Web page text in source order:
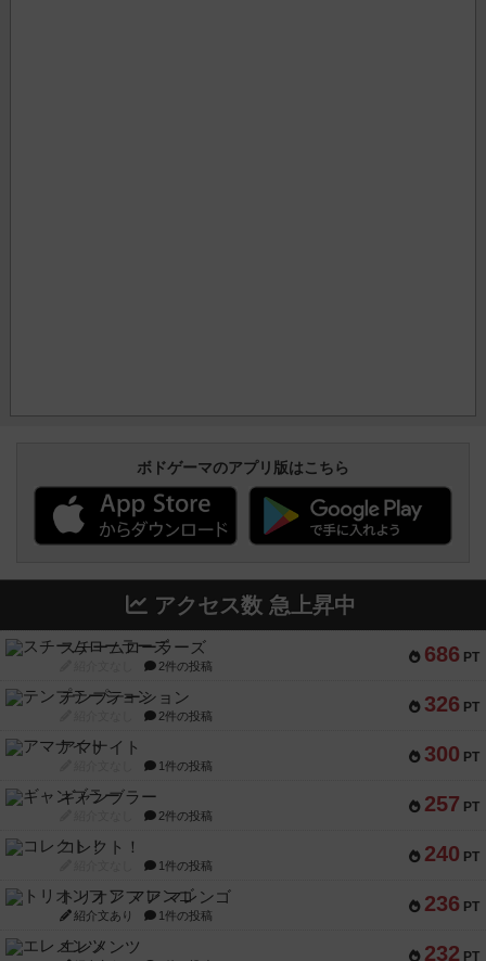
ボドゲーマのアプリ版はこちら
アクセス数 急上昇中
686 PT
スチームローラーズ
2件の投稿
326 PT
テンプテーション
2件の投稿
300 PT
アマナイト
1件の投稿
257 PT
ギャンブラー
2件の投稿
240 PT
コレクト！
1件の投稿
236 PT
トリオンフ ア マレンゴ
紹介文あり 1件の投稿
232 PT
エレメンツ